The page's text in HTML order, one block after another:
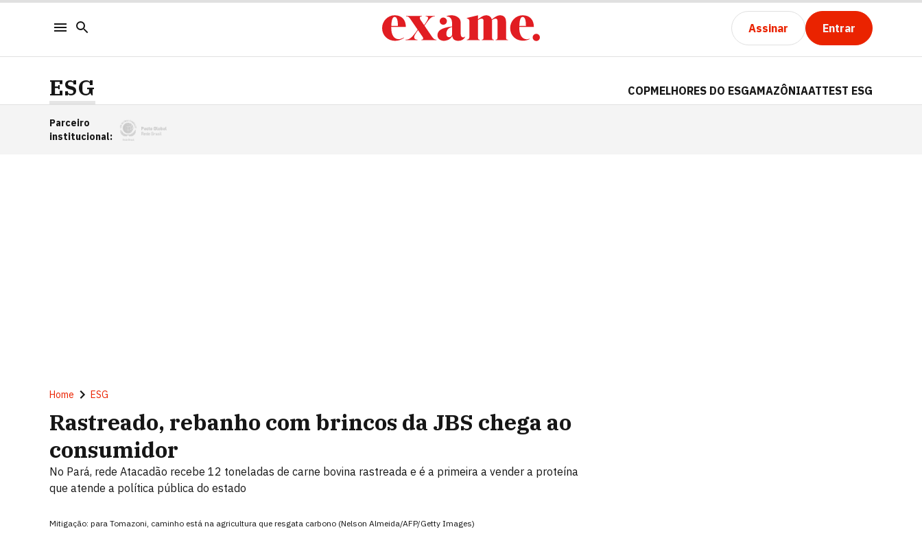
Assinar Entrar
ESG COPMELHORES DO ESGAMAZÔNIAATTEST ESG
Parceiro
institucional:
Home ESG
Rastreado, rebanho com brincos da JBS chega ao
consumidor
No Pará, rede Atacadão recebe 12 toneladas de carne bovina rastreada e é a primeira a vender a proteína
que atende a política pública do estado
Mitigação: para Tomazoni, caminho está na agricultura que resgata carbono (Nelson Almeida/AFP/Getty Images)